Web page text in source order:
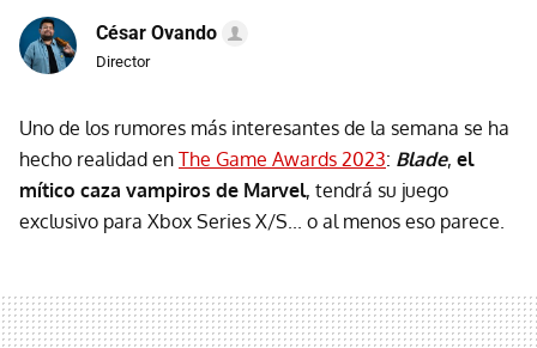
César Ovando
Director
Uno de los rumores más interesantes de la semana se ha
hecho realidad en The Game Awards 2023: Blade, el
mítico caza vampiros de Marvel, tendrá su juego
exclusivo para Xbox Series X/S... o al menos eso parece.